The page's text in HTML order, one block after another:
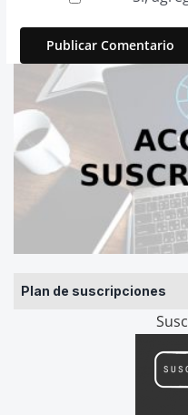
Plan de suscripciones